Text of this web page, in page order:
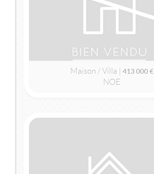
Maison / Villa | 413 000 €
NOE
NOE(31410)
TERRAIN